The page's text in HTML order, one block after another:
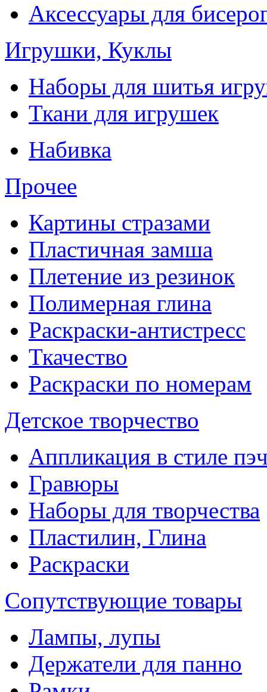
Аксессуары для
Игрушки, Куклы
Наборы для шитья
Ткани для игрушек
Набивка
Прочее
Картины стразами
Пластичная замша
Плетение из резинок
Полимерная глина
Раскраски-антистресс
Ткачество
Раскраски по номерам
Детское творчество
Аппликация в стиле
Гравюры
Наборы для творчества
Пластилин, Глина
Раскраски
Сопутствующие товары
Лампы, лупы
Держатели для панно